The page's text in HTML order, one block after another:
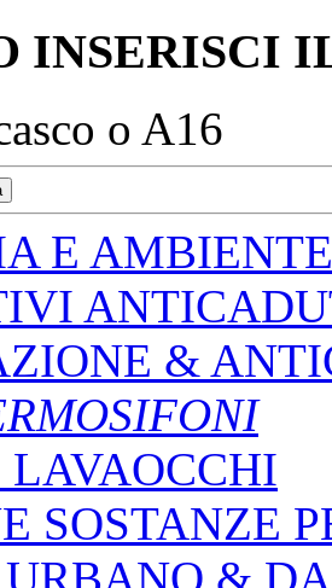
INSERISCI
o A16
E AMBIENTE
&
LAVAOCCHI
SOSTANZE